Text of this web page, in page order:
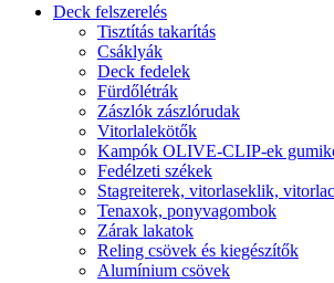
Deck felszerelés
Tisztítás takarítás
Csáklyák
Deck fedelek
Fürdőlétrák
Zászlók zászlórudak
Vitorlalekötők
Kampók OLIVE-CLIP-ek
Fedélzeti székek
Stagreiterek, vitorlaseklik,
Tenaxok, ponyvagombok
Zárak lakatok
Reling csövek és kiegészítők
Alumínium csövek